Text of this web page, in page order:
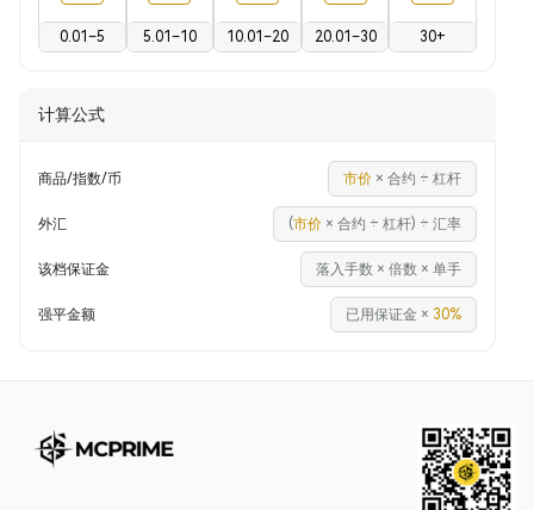
0.01–5 5.01–10 10.01–20 20.01–30 30+
计算公式
商品/指数/币 市价 × 合约 ÷ 杠杆
外汇 (市价 × 合约 ÷ 杠杆) ÷ 汇率
该档保证金 落入手数 × 倍数 × 单手
强平金额 已用保证金 × 30%